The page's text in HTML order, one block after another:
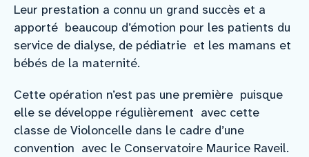
Leur prestation a connu un grand succès et a
apporté beaucoup d’émotion pour les patients du
service de dialyse, de pédiatrie et les mamans et
bébés de la maternité.
Cette opération n’est pas une première puisque
elle se développe régulièrement avec cette
classe de Violoncelle dans le cadre d’une
convention avec le Conservatoire Maurice Raveil.